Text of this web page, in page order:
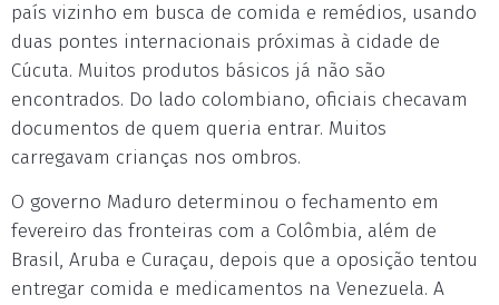
país vizinho em busca de comida e remédios, usando
duas pontes internacionais próximas à cidade de
Cúcuta. Muitos produtos básicos já não são
encontrados. Do lado colombiano, oficiais checavam
documentos de quem queria entrar. Muitos
carregavam crianças nos ombros.
O governo Maduro determinou o fechamento em
fevereiro das fronteiras com a Colômbia, além de
Brasil, Aruba e Curaçau, depois que a oposição tentou
entregar comida e medicamentos na Venezuela. A